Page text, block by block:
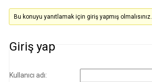
Bu konuyu yanıtlamak için giriş yapmış olmalısınız.
Giriş yap
Kullanıcı adı: